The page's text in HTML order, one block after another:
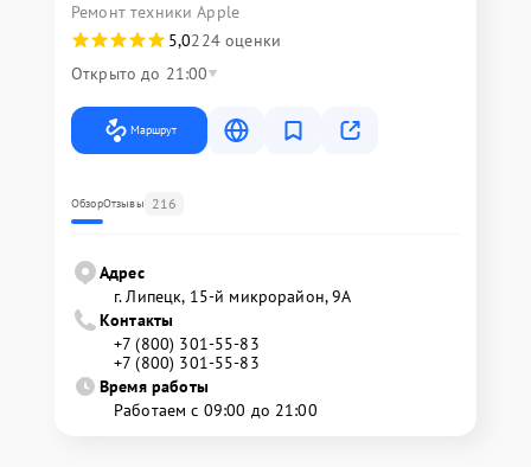
Ремонт техники Apple
5,0224 оценки
Открыто до 21:00
Маршрут
ОбзорОтзывы 216
Адрес
г. Липецк, 15-й микрорайон, 9А
Контакты
+7 (800) 301-55-83
+7 (800) 301-55-83
Время работы
Работаем с 09:00 до 21:00